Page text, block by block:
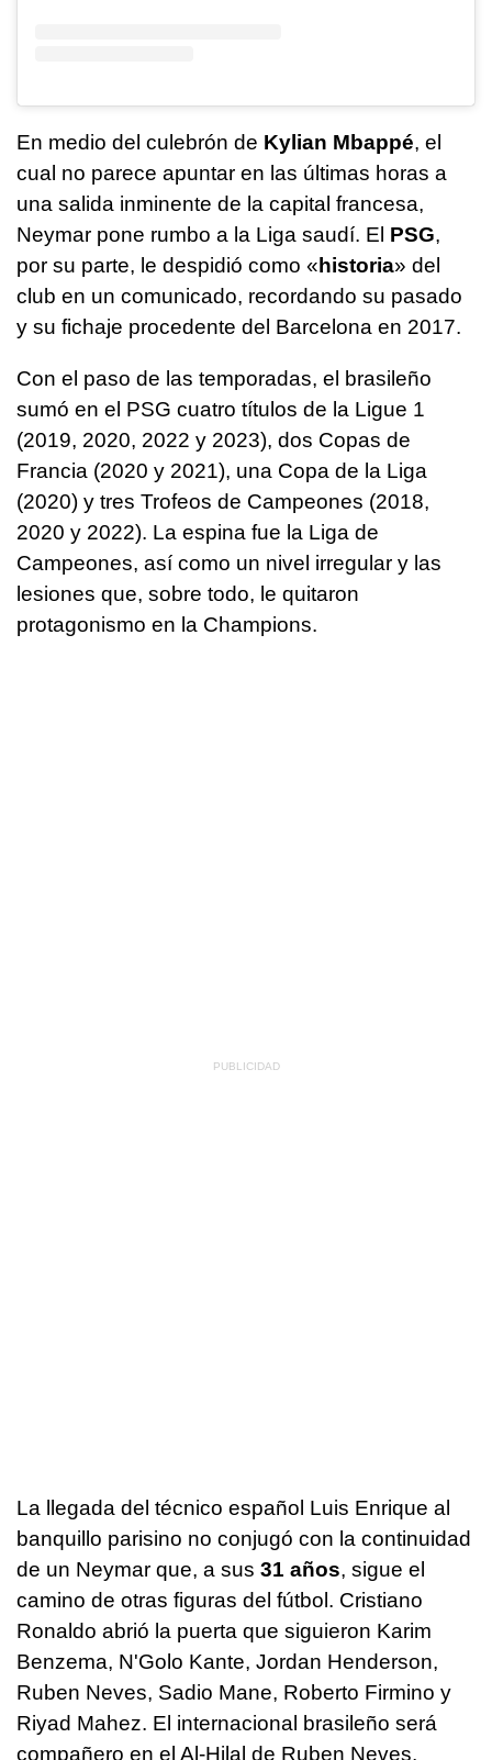
En medio del culebrón de Kylian Mbappé, el
cual no parece apuntar en las últimas horas a
una salida inminente de la capital francesa,
Neymar pone rumbo a la Liga saudí. El PSG,
por su parte, le despidió como «historia» del
club en un comunicado, recordando su pasado
y su fichaje procedente del Barcelona en 2017.
Con el paso de las temporadas, el brasileño
sumó en el PSG cuatro títulos de la Ligue 1
(2019, 2020, 2022 y 2023), dos Copas de
Francia (2020 y 2021), una Copa de la Liga
(2020) y tres Trofeos de Campeones (2018,
2020 y 2022). La espina fue la Liga de
Campeones, así como un nivel irregular y las
lesiones que, sobre todo, le quitaron
protagonismo en la Champions.
La llegada del técnico español Luis Enrique al
banquillo parisino no conjugó con la continuidad
de un Neymar que, a sus 31 años, sigue el
camino de otras figuras del fútbol. Cristiano
Ronaldo abrió la puerta que siguieron Karim
Benzema, N'Golo Kante, Jordan Henderson,
Ruben Neves, Sadio Mane, Roberto Firmino y
Riyad Mahez. El internacional brasileño será
compañero en el Al-Hilal de Ruben Neves,